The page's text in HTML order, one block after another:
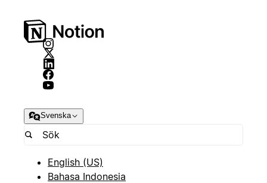
Svenska
English (US)
Bahasa Indonesia